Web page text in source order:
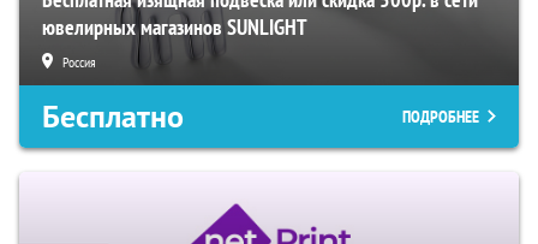
ювелирных магазинов SUNLIGHT
Россия
Бесплатно ПОДРОБНЕЕ